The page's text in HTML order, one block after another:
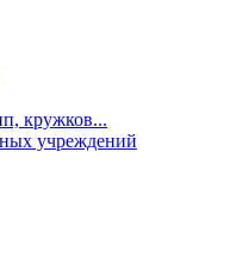
кружков...
учреждений